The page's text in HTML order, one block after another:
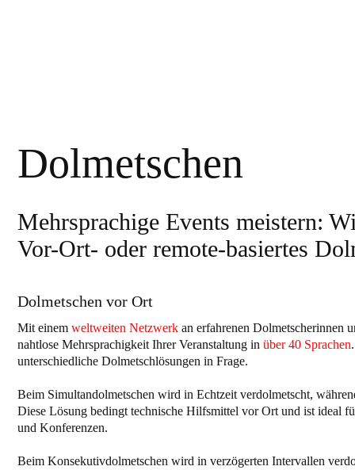
Dolmetschen
Mehrsprachige Events meistern:
Vor-Ort- oder remote-basiertes
Dolmetschen vor Ort
Mit einemweltweiten Netzwerk an erfahrenen Dolmetscherinnen
nahtlose Mehrsprachigkeit Ihrer Veranstaltung inüber 40 Sprachen
unterschiedliche Dolmetschlösungen in Frage.
Beim Simultandolmetschen wird in Echtzeit verdolmetscht,
Diese Lösung bedingt technische Hilfsmittel vor Ort und ist ideal
und Konferenzen.
Beim Konsekutivdolmetschen wird in verzögerten Intervallen